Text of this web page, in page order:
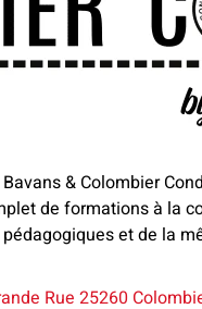
& Colombier
de formations à la
et de la
Rue 25260